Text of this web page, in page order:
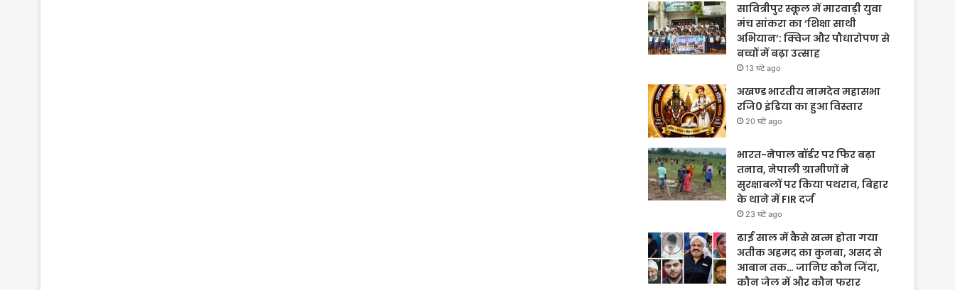
सावित्रीपुर स्कूल में मारवाड़ी युवा
मंच सांकरा का ‘शिक्षा साथी
अभियान’: क्विज और पौधारोपण से
बच्चों में बढ़ा उत्साह
13 घंटे ago
अखण्ड भारतीय नामदेव महासभा
रजि0 इंडिया का हुआ विस्तार
20 घंटे ago
भारत-नेपाल बॉर्डर पर फिर बढ़ा
तनाव, नेपाली ग्रामीणों ने
सुरक्षाबलों पर किया पथराव, बिहार
के थाने में FIR दर्ज
23 घंटे ago
ढाई साल में कैसे खत्म होता गया
अतीक अहमद का कुनबा, असद से
आबान तक… जानिए कौन जिंदा,
कौन जेल में और कौन फरार